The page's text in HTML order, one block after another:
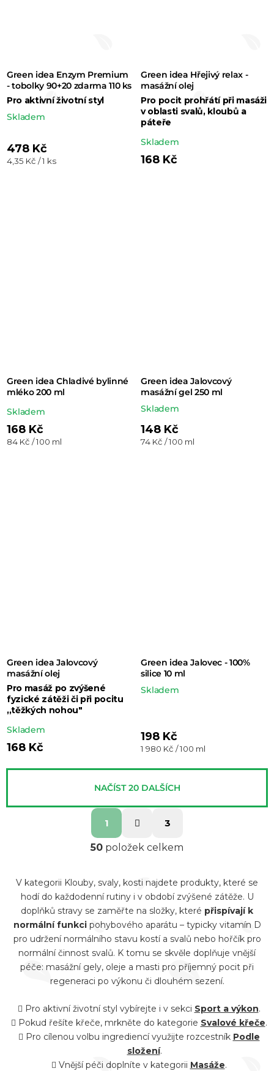
Green idea Enzym Premium
- tobolky 90+20 zdarma 110 ks
Pro aktivní životní styl
Skladem
478 Kč
Měrná
4,35 Kč / 1 ks
Green idea Hřejivý relax -
masážní olej
Pro pocit prohřátí při masáži
v oblasti svalů, kloubů a
páteře
Průměrné
hodnocení
Skladem
168 Kč
Green idea Chladivé bylinné
mléko 200 ml
Průměrné
hodnocení
produktu
Skladem
168 Kč
Měrná
84 Kč / 100 ml
Green idea Jalovcový
masážní gel 250 ml
Skladem
148 Kč
Měrná
74 Kč / 100 ml
Green idea Jalovcový
masážní olej
Pro masáž po zvýšené
fyzické zátěži či při pocitu
,,těžkých nohou"
Průměrné
hodnocení
Skladem
168 Kč
Green idea Jalovec - 100%
silice 10 ml
Skladem
198 Kč
Měrná
1 980 Kč / 100 ml
O
l
d
a
c
í
p
r
v
k
y
v
ý
NAČÍST 20 DALŠÍCH
t
r
k
o
v
á
n
í
1 3
50 položek celkem
V kategorii Klouby, svaly, kosti najdete produkty, které se
hodí do každodenní rutiny i v období zvýšené zátěže. U
doplňků stravy se zaměřte na složky, které přispívají k
normální funkcipohybového aparátu – typicky vitamín D
pro udržení normálního stavu kostí a svalů nebo hořčík pro
normální činnost svalů. K tomu se skvěle doplňuje vnější
péče: masážní gely, oleje a masti pro příjemný pocit při
regeneraci po výkonu či dlouhém sezení.
Pro aktivní životní styl vybírejte i v sekci Sport a výkon.
Pokud řešíte křeče, mrkněte do kategorie Svalové křeče.
Pro cílenou volbu ingrediencí využijte rozcestník Podle
složení.
Vnější péči doplníte v kategorii Masáže.